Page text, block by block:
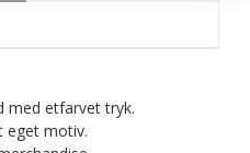
med etfarvet tryk.
eget motiv.